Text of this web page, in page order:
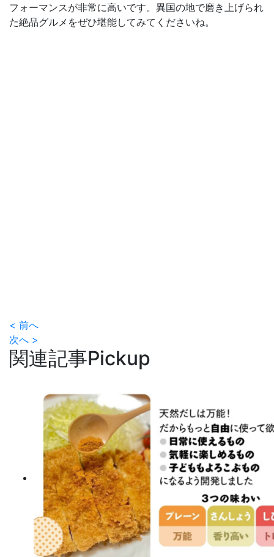
フォーマンスが非常に高いです。異国の地で磨き上げられ
た絶品グルメをぜひ堪能してみてくださいね。
< 前へ
次へ >
関連記事Pickup